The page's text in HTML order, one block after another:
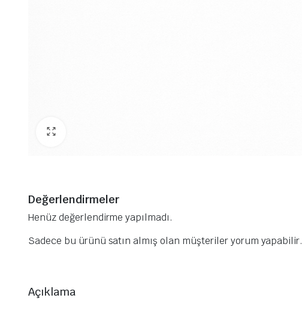
Değerlendirmeler
Henüz değerlendirme yapılmadı.
Sadece bu ürünü satın almış olan müşteriler yorum yapabilir.
Açıklama